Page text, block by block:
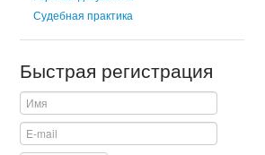
Судебная практика
Быстрая регистрация